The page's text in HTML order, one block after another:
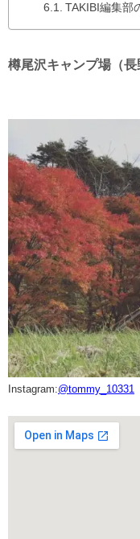
TAKIBI編集部
樽尾沢キャンプ場（長
Instagram:@tommy_10331